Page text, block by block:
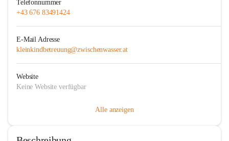
Telefonnummer
+43 676 83491424
E-Mail Adresse
kleinkindbetreuung@zwischenwasser.at
Website
Keine Website verfügbar
Alle anzeigen